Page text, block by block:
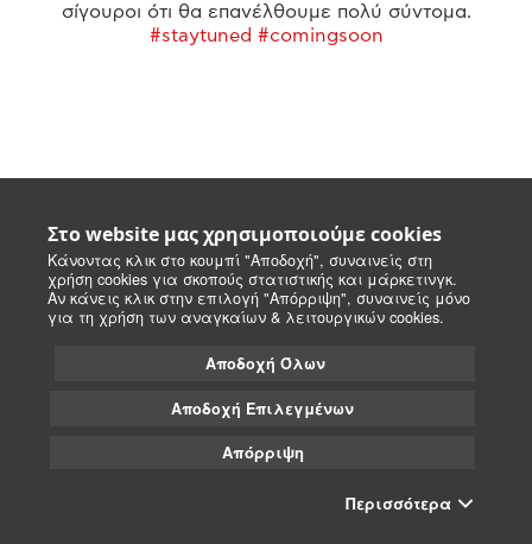
Στο website μας χρησιμοποιούμε cookies
Κάνοντας κλικ στο κουμπί "Αποδοχή", συναινείς στη
χρήση cookies για σκοπούς στατιστικής και μάρκετινγκ.
Αν κάνεις κλικ στην επιλογή "Απόρριψη", συναινείς μόνο
για τη χρήση των αναγκαίων & λειτουργικών cookies.
Αποδοχή Όλων
Αποδοχή Επιλεγμένων
Απόρριψη
Περισσότερα
σίγουροι ότι θα επανέλθουμε πολύ σύντομα.
#staytuned #comingsoon